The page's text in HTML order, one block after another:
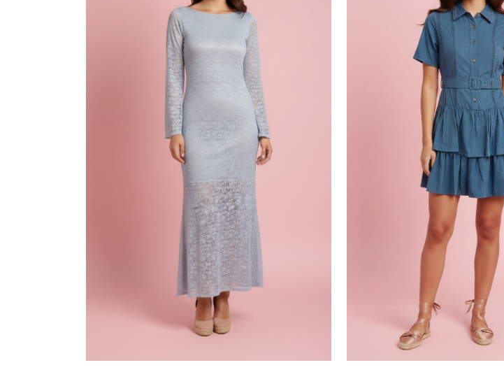
estrellas
Nombre
Correo
electrónico*
próxima vez que comente.